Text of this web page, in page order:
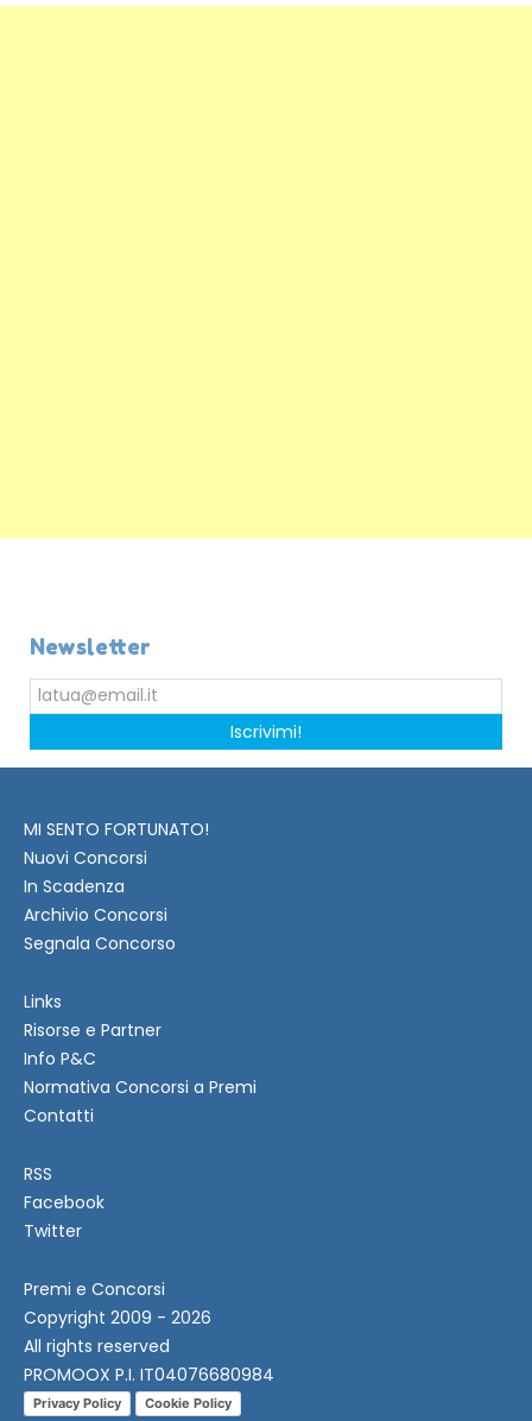
Newsletter
Iscrivimi!
MI SENTO FORTUNATO!
Nuovi Concorsi
In Scadenza
Archivio Concorsi
Segnala Concorso
Links
Risorse e Partner
Info P&C
Normativa Concorsi a Premi
Contatti
RSS
Facebook
Twitter
Premi e Concorsi
Copyright 2009 - 2026
All rights reserved
PROMOOX P.I. IT04076680984
Privacy Policy Cookie Policy